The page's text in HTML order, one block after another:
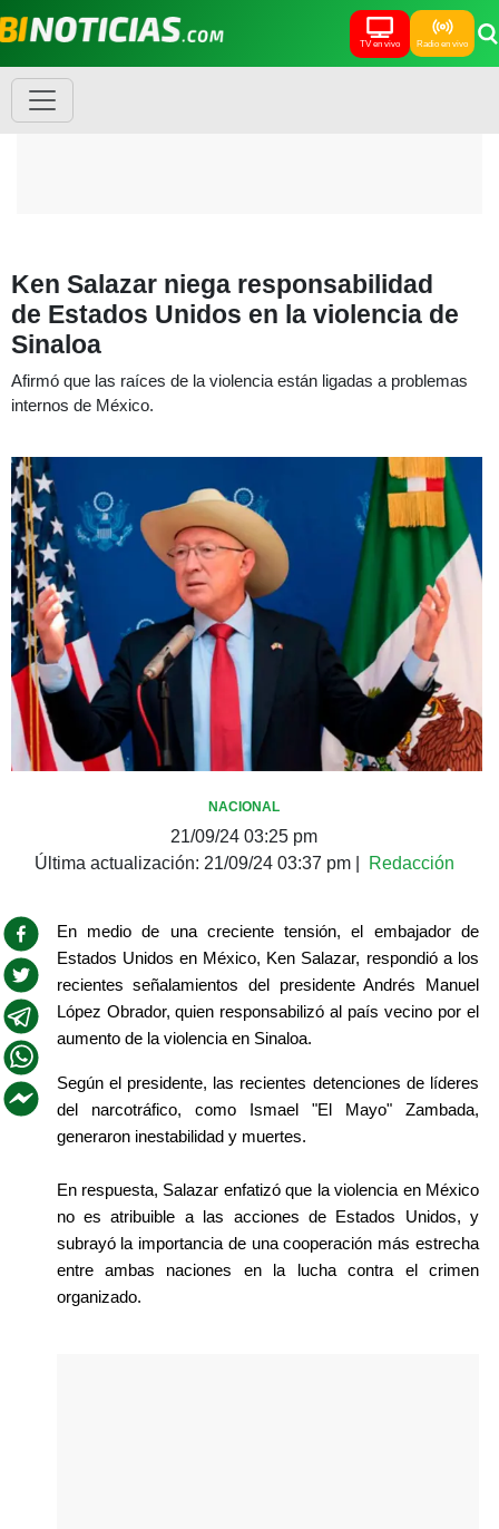
TV en vivo Radio en vivo
Ken Salazar niega responsabilidad
de Estados Unidos en la violencia de
Sinaloa
Afirmó que las raíces de la violencia están ligadas a problemas
internos de México.
NACIONAL
21/09/24 03:25 pm
Última actualización: 21/09/24 03:37 pm| Redacción
En medio de una creciente tensión, el embajador de
Estados Unidos en México, Ken Salazar, respondió a los
recientes señalamientos del presidente Andrés Manuel
López Obrador, quien responsabilizó al país vecino por el
aumento de la violencia en Sinaloa.
Según el presidente, las recientes detenciones de líderes
del narcotráfico, como Ismael "El Mayo" Zambada,
generaron inestabilidad y muertes.
En respuesta, Salazar enfatizó que la violencia en México
no es atribuible a las acciones de Estados Unidos, y
subrayó la importancia de una cooperación más estrecha
entre ambas naciones en la lucha contra el crimen
organizado.